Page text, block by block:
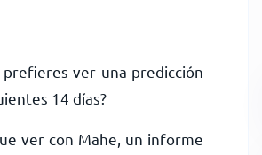
ver una predicción
14 días?
ver con Mahe, un informe